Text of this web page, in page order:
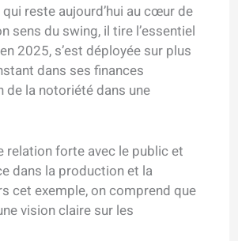
reste aujourd’hui au cœur de
sens du swing, il tire l’essentiel
2025, s’est déployée sur plus
dans ses finances
de la notoriété dans une
relation forte avec le public et
dans la production et la
cet exemple, on comprend que
vision claire sur les